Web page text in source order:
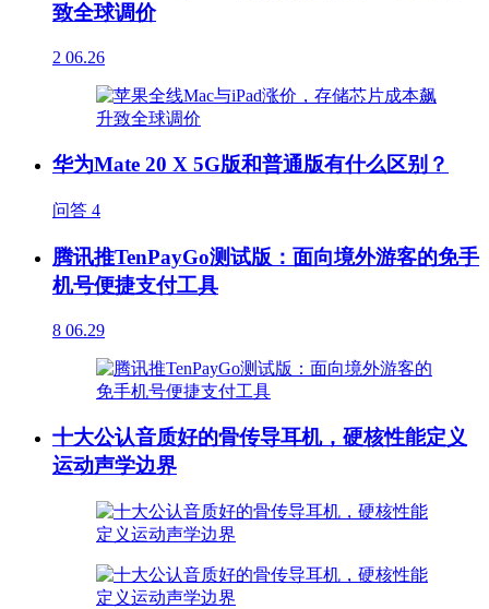
致全球调价
2 06.26
华为Mate 20 X 5G版和普通版有什么区别？
问答 4
腾讯推TenPayGo测试版：面向境外游客的免手
机号便捷支付工具
8 06.29
十大公认音质好的骨传导耳机，硬核性能定义
运动声学边界